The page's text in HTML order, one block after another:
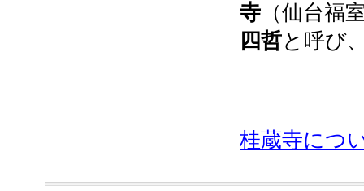
寺 （仙台福
四哲と呼び
桂蔵寺につ